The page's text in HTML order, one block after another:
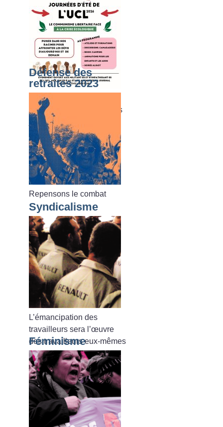
Du dimanche 02 août au
vendredi 07 août 2026, les
journées d’été de l’UCL
Défense des
retraites 2023
Repensons le combat
Syndicalisme
L’émancipation des
travailleurs sera l’œuvre
des travailleurs eux-mêmes
Féminisme